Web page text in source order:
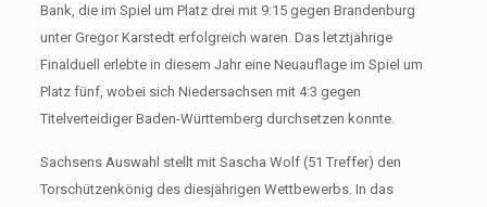
Bank, die im Spiel um Platz drei mit 9:15 gegen Brandenburg
unter Gregor Karstedt erfolgreich waren. Das letztjährige
Finalduell erlebte in diesem Jahr eine Neuauflage im Spiel um
Platz fünf, wobei sich Niedersachsen mit 4:3 gegen
Titelverteidiger Baden-Württemberg durchsetzen konnte.
Sachsens Auswahl stellt mit Sascha Wolf (51 Treffer) den
Torschützenkönig des diesjährigen Wettbewerbs. In das